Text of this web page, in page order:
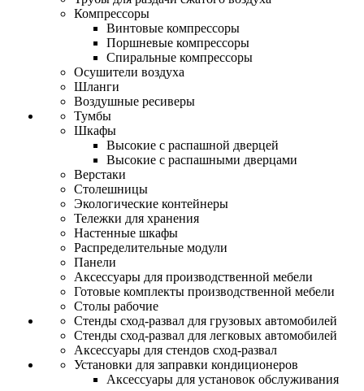
Компрессоры
Винтовые компрессоры
Поршневые компрессоры
Спиральные компрессоры
Осушители воздуха
Шланги
Воздушные ресиверы
Тумбы
Шкафы
Высокие с распашной дверцей
Высокие с распашными дверцами
Верстаки
Столешницы
Экологические контейнеры
Тележки для хранения
Настенные шкафы
Распределительные модули
Панели
Аксессуары для производственной мебели
Готовые комплекты производственной мебели
Столы рабочие
Стенды сход-развал для грузовых автомобилей
Стенды сход-развал для легковых автомобилей
Аксессуары для стендов сход-развал
Установки для заправки кондиционеров
Аксессуары для установок обслуживания